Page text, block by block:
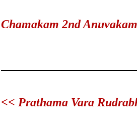
Chamakam 2nd Anuvakam
<< Prathama Vara